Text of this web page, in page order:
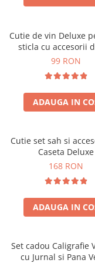
Cutie de vin Deluxe
sticla cu accesorii
incluse piele99 RON
ADAUGA IN
Cutie set sah si
Caseta Deluxe
168 RON
ADAUGA IN
Set cadou Caligrafie
cu Jurnal si Pana